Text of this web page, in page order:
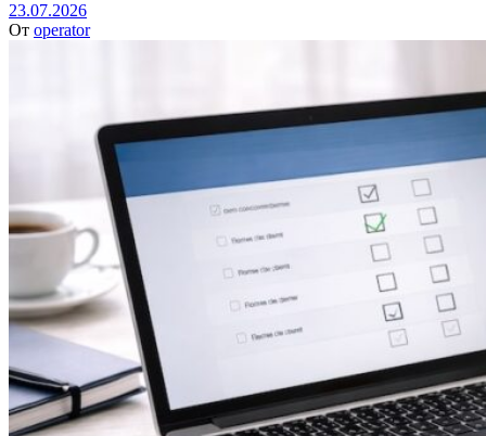
23.07.2026
От operator